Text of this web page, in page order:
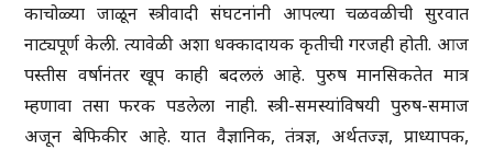
काचोळ्या जाळून स्त्रीवादी संघटनांनी आपल्या चळवळीची सुरवात
नाट्यपूर्ण केली. त्यावेळी अशा धक्कादायक कृतीची गरजही होती. आज
पस्तीस वर्षानंतर खूप काही बदललं आहे. पुरुष मानसिकतेत मात्र
म्हणावा तसा फरक पडलेला नाही. स्त्री-समस्यांविषयी पुरुष-समाज
अजून बेफिकीर आहे. यात वैज्ञानिक, तंत्रज्ञ, अर्थतज्ज्ञ, प्राध्यापक,